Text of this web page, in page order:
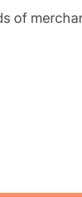
of